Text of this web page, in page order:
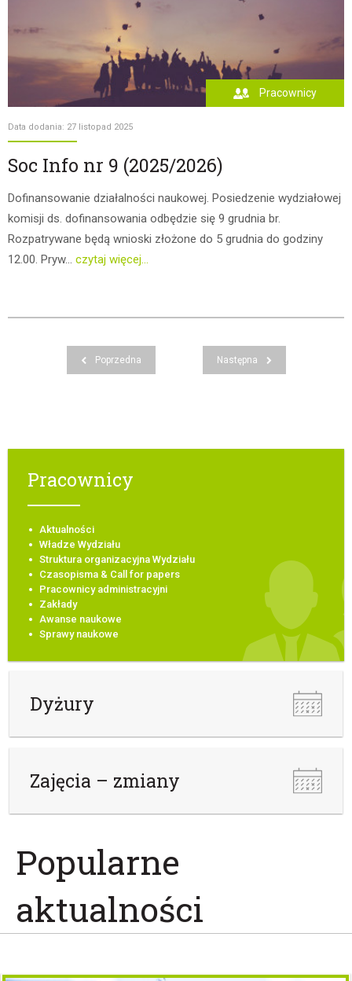
Pracownicy
Data dodania: 27 listopad 2025
Soc Info nr 9 (2025/2026)
Dofinansowanie działalności naukowej. Posiedzenie wydziałowej
komisji ds. dofinansowania odbędzie się 9 grudnia br.
Rozpatrywane będą wnioski złożone do 5 grudnia do godziny
12.00. Pryw... czytaj więcej...
Poprzedna Następna
Pracownicy
Aktualności
Władze Wydziału
Struktura organizacyjna Wydziału
Czasopisma & Call for papers
Pracownicy administracyjni
Zakłady
Awanse naukowe
Sprawy naukowe
Dyżury
Zajęcia – zmiany
Popularne
aktualności